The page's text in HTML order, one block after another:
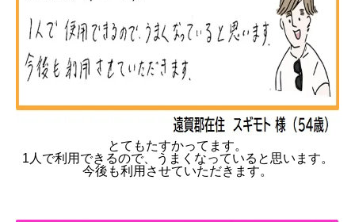
とてもたすかってます。
1人で利用できるので、うまくなっていると思います。
今後も利用させていただきます。